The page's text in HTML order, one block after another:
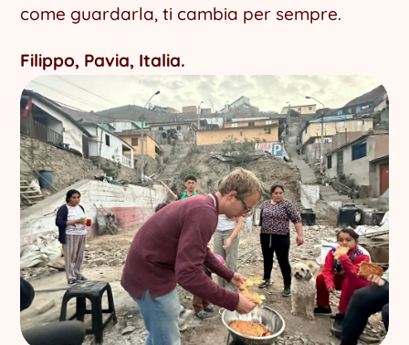
come guardarla, ti cambia per sempre.
Filippo, Pavia, Italia.